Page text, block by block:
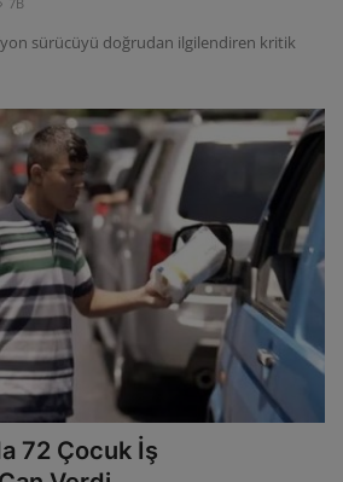
sürücüyü doğrudan ilgilendiren kritik
72 Çocuk İş